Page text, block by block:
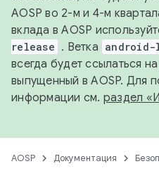
AOSP во 2-м и 4-м
вклада в AOSP
release . Ветка
всегда будет ссылаться
выпущенный в AOSP. Для
информации см. раздел
AOSP Документация